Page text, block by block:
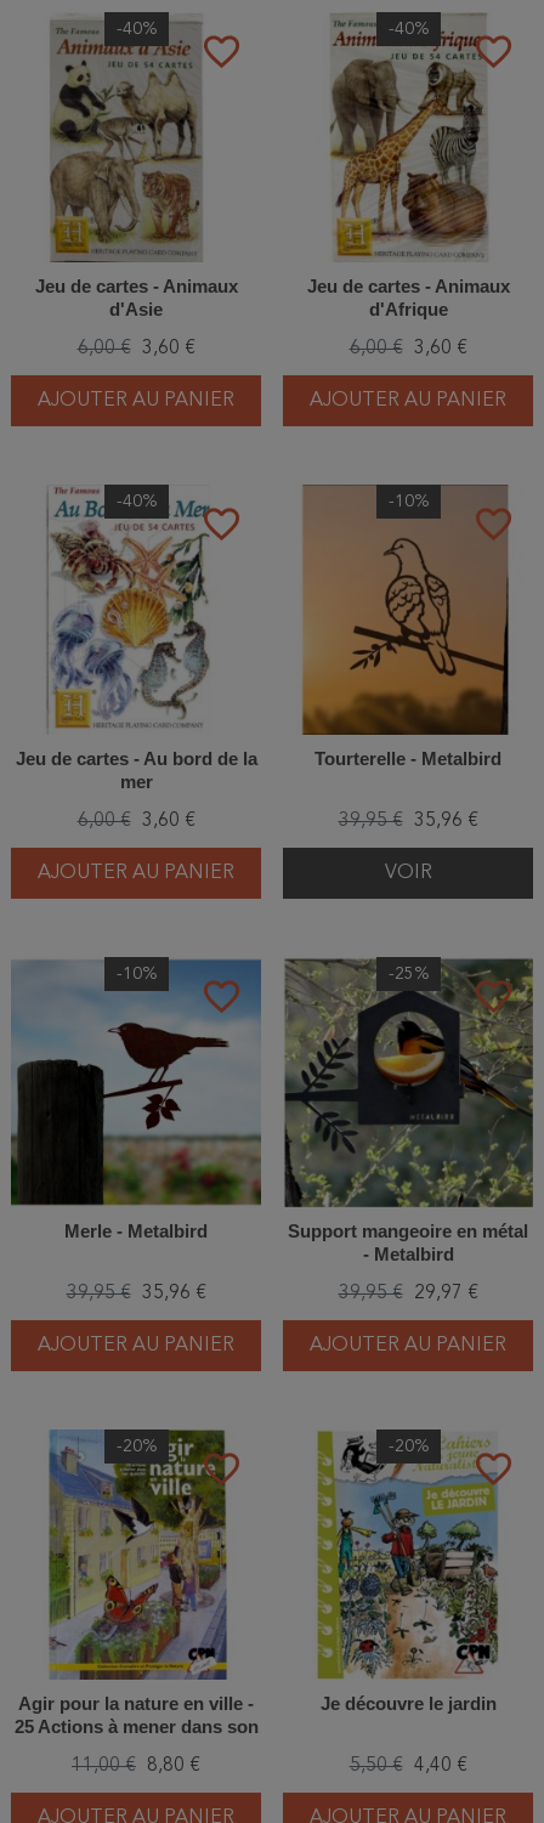
favorite_border
-40%
Jeu de cartes - Animaux
d'Asie
6,00 € 3,60 €
AJOUTER AU PANIER
favorite_border
-40%
Jeu de cartes - Animaux
d'Afrique
6,00 € 3,60 €
AJOUTER AU PANIER
favorite_border
-40%
Jeu de cartes - Au bord de la
mer
6,00 € 3,60 €
AJOUTER AU PANIER
favorite_border
-10%
Tourterelle - Metalbird
39,95 € 35,96 €
VOIR
favorite_border
-10%
Merle - Metalbird
39,95 € 35,96 €
AJOUTER AU PANIER
favorite_border
-25%
Support mangeoire en métal
- Metalbird
39,95 € 29,97 €
AJOUTER AU PANIER
favorite_border
-20%
Agir pour la nature en ville -
25 Actions à mener dans son
11,00 € 8,80 €
AJOUTER AU PANIER
favorite_border
-20%
Je découvre le jardin
5,50 € 4,40 €
AJOUTER AU PANIER